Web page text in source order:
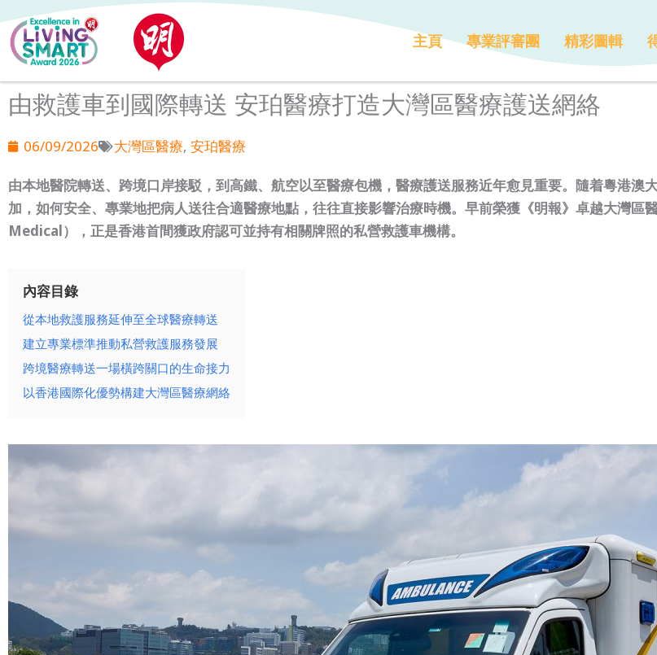
to
content
主頁 專業評審團 精彩圖輯
由救護車到國際轉送 安珀醫療打造大灣區醫療護送網絡
06/09/2026 大灣區醫療, 安珀醫療
由本地醫院轉送、跨境口岸接駁，到高鐵、航空以至醫療包機，醫療護送服務近年愈見重要。隨着粵港澳
加，如何安全、專業地把病人送往合適醫療地點，往往直接影響治療時機。早前榮獲《明報》卓越大灣
Medical），正是香港首間獲政府認可並持有相關牌照的私營救護車機構。
內容目錄
從本地救護服務延伸至全球醫療轉送
建立專業標準推動私營救護服務發展
跨境醫療轉送一場橫跨關口的生命接力
以香港國際化優勢構建大灣區醫療網絡